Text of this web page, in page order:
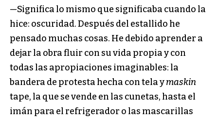
—Significa lo mismo que significaba cuando la
hice: oscuridad. Después del estallido he
pensado muchas cosas. He debido aprender a
dejar la obra fluir con su vida propia y con
todas las apropiaciones imaginables: la
bandera de protesta hecha con tela ymaskin
tape, la que se vende en las cunetas, hasta el
imán para el refrigerador o las mascarillas